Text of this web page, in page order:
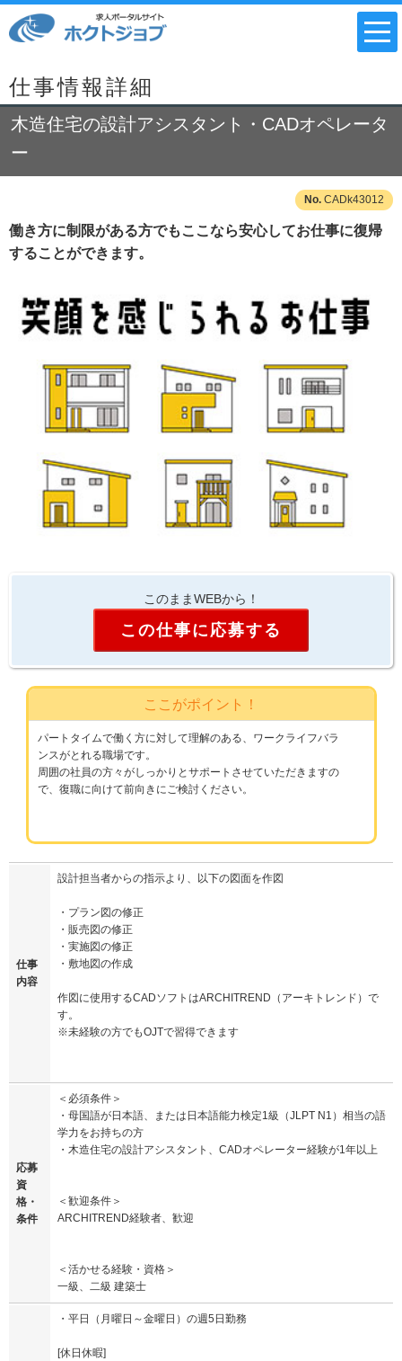
仕事情報詳細
木造住宅の設計アシスタント・CADオペレータ
ー
CADk43012
働き方に制限がある方でもここなら安心してお仕事に復帰
することができます。
このままWEBから！
この仕事に応募する
ここがポイント！
パートタイムで働く方に対して理解のある、ワークライフバラ
ンスがとれる職場です。
周囲の社員の方々がしっかりとサポートさせていただきますの
で、復職に向けて前向きにご検討ください。
仕事
内容
設計担当者からの指示より、以下の図面を作図
・プラン図の修正
・販売図の修正
・実施図の修正
・敷地図の作成
作図に使用するCADソフトはARCHITREND（アーキトレンド）で
す。
※未経験の方でもOJTで習得できます
応募
資
格・
条件
＜必須条件＞
・母国語が日本語、または日本語能力検定1級（JLPT N1）相当の語
学力をお持ちの方
・木造住宅の設計アシスタント、CADオペレーター経験が1年以上
＜歓迎条件＞
ARCHITREND経験者、歓迎
＜活かせる経験・資格＞
一級、二級 建築士
・平日（月曜日～金曜日）の週5日勤務
[休日休暇]